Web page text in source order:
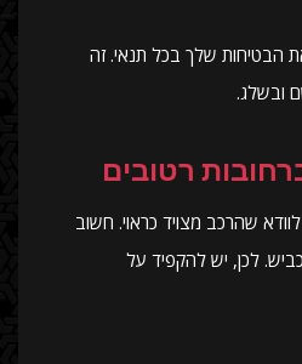
הבטיחות שלך בכל תנאי. זה
ובשלג.
רטובים
שהרכב מצויד כראוי. חשוב
לכן, יש להקפיד על